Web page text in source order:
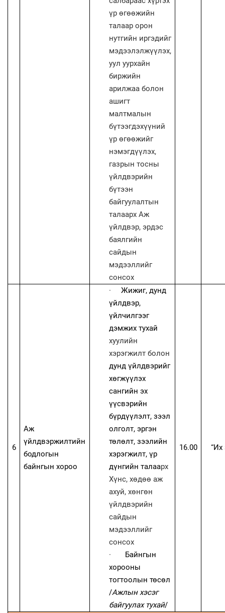
үр өгөөжийн
талаар орон
нутгийн иргэдийг
мэдээлэлжүүлэх,
уул уурхайн
биржийн
арилжаа болон
ашигт
малтмалын
бүтээгдэхүүний
үр өгөөжийг
нэмэгдүүлэх,
газрын тосны
үйлдвэрийн
бүтээн
байгуулалтын
талаарх Аж
үйлдвэр, эрдэс
баялгийн
сайдын
мэдээллийг
сонсох
6
Аж
үйлдвэржилтийн
бодлогын
байнгын хороо
·
Жижиг, дунд
үйлдвэр,
үйлчилгээг
дэмжих тухай
хуулийн
хэрэгжилт болон
дунд үйлдвэрийг
хөгжүүлэх
сангийн эх
үүсвэрийн
бүрдүүлэлт, зээл
олголт, эргэн
төлөлт, зээлийн
хэрэгжилт, үр
дүнгийн талаарх
Хүнс, хөдөө аж
ахуй, хөнгөн
үйлдвэрийн
сайдын
мэдээллийг
сонсох
·
Байнгын
хорооны
тогтоолын төсөл
/Ажлын хэсэг
байгуулах тухай/
16.00 “Их